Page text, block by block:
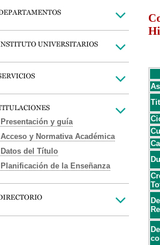
Presentación y guía
Acceso y Normativa Académica
Datos del Título
Planificación de la Enseñanza